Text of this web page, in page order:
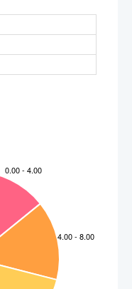
porabniki energije?
uporabi pa je omagal
kar je zelo
priključitvi na računalnik
je zelo priročno.